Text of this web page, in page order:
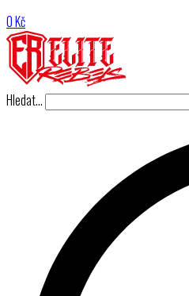
0Kč
Hledat…